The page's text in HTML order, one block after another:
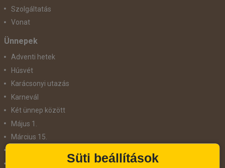
Szolgáltatás
Vonat
Ünnepek
Adventi hetek
Húsvét
Karácsonyi utazás
Karnevál
Két ünnep között
Május 1.
Március 15.
Süti beállítások